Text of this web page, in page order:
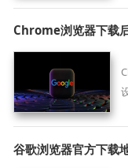
Chrome浏览器下载
谷歌浏览器官方下载